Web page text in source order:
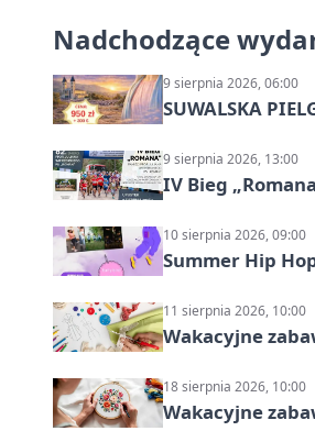
Nadchodzące
9 sierpnia 2026, 06:00
SUWALSKA
9 sierpnia 2026, 13:00
IV Bieg
10 sierpnia 2026, 09:00
Summer Hip
11 sierpnia 2026, 10:00
Wakacyjne
18 sierpnia 2026, 10:00
Wakacyjne